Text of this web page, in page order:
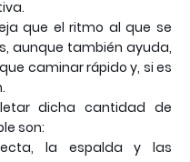
que el ritmo al que se
aunque también ayuda,
caminar rápido y, si es
dicha cantidad de
son:
la espalda y las